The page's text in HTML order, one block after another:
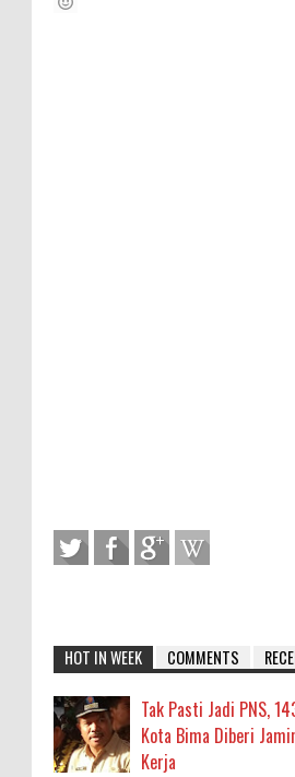
HOT IN WEEK COMMENTS
Tak Pasti Jadi PNS,
Kota Bima Diberi
Kerja